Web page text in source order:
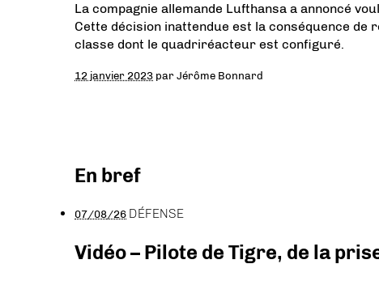
La compagnie allemande Lufthansa a annoncé
Cette décision inattendue est la conséquence de
classe dont le quadriréacteur est configuré.
12 janvier 2023 parJérôme Bonnard
En bref
07/08/26 DÉFENSE
Vidéo – Pilote de Tigre, de la